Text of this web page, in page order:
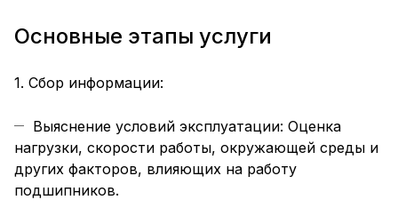
Основные этапы услуги
1. Сбор информации:
Выяснение условий эксплуатации: Оценка
нагрузки, скорости работы, окружающей среды и
других факторов, влияющих на работу
подшипников.